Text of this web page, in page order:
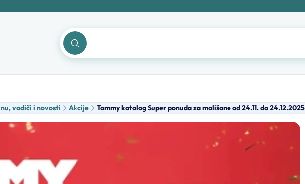
vodiči i novosti Akcije Tommy katalog Super ponuda za mališane od 24.11. do 24.12.2025